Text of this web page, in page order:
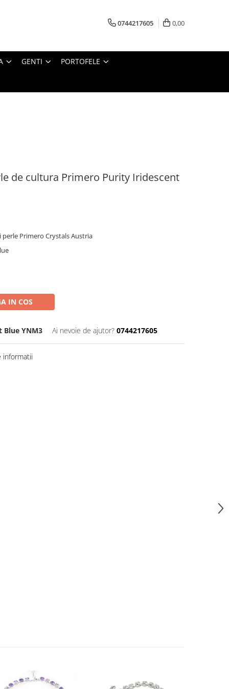
0744217605 0,00
GENTI PORTOFELE
de cultura Primero Purity Iridescent
Primero Crystals Austria
IN COS
YNM3 Ai nevoie de ajutor? 0744217605
informatii